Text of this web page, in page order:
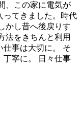
、この家に電気が
ってきました。時代
かし昔へ後戻りす
法をきちんと利用
仕事は大切に。 そ
丁寧に。 日々仕事